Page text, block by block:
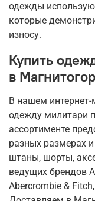
одежды
которые
износу.
Купить
в
В нашем
одежду милитари
ассортименте
разных размерах
штаны, шорты,
ведущих брендов
Abercrombie &